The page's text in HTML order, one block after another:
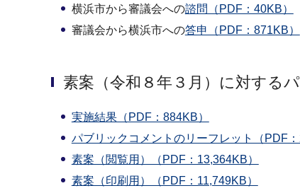
横浜市から審議会への諮問（PDF：40KB）
審議会から横浜市への答申（PDF：871KB）
素案（令和８年３月）に対する
実施結果（PDF：884KB）
パブリックコメントのリーフレット（PDF：
素案（閲覧用）（PDF：13,364KB）
素案（印刷用）（PDF：11,749KB）